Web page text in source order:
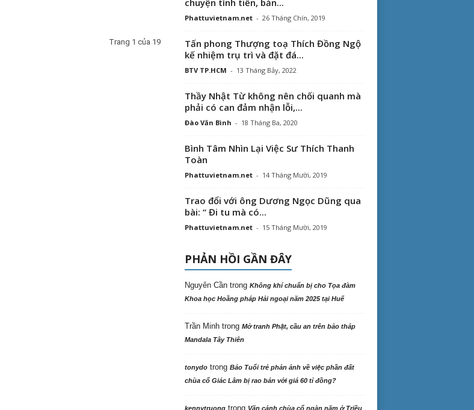
Trang 1 của 19
chuyện tình tiền, bản...
Phattuvietnam.net - 26 Tháng Chín, 2019
Tấn phong Thượng toạ Thích Đồng Ngộ
kế nhiệm trụ trì và đặt đá...
BTV TP.HCM - 13 Tháng Bảy, 2022
Thầy Nhật Từ không nên chối quanh mà
phải có can đảm nhận lỗi,...
Đào Văn Bình - 18 Tháng Ba, 2020
Bình Tâm Nhìn Lại Việc Sư Thích Thanh
Toàn
Phattuvietnam.net - 14 Tháng Mười, 2019
Trao đổi với ông Dương Ngọc Dũng qua
bài: “ Đi tu mà có...
Phattuvietnam.net - 15 Tháng Mười, 2019
PHẢN HỒI GẦN ĐÂY
Nguyên Cầntrong Không khí chuẩn bị cho Tọa đàm
Khoa học Hoằng pháp Hải ngoại năm 2025 tại Huế
Trần Minhtrong Mở tranh Phật, cầu an trên bảo tháp
Mandala Tây Thiên
tonydotrong Báo Tuổi trẻ phản ảnh về việc phần đất
chùa cổ Giác Lâm bị rao bán với giá 60 tỉ đồng?
kennytruongtrong Vãn cảnh chùa cổ ngàn năm ở Triều